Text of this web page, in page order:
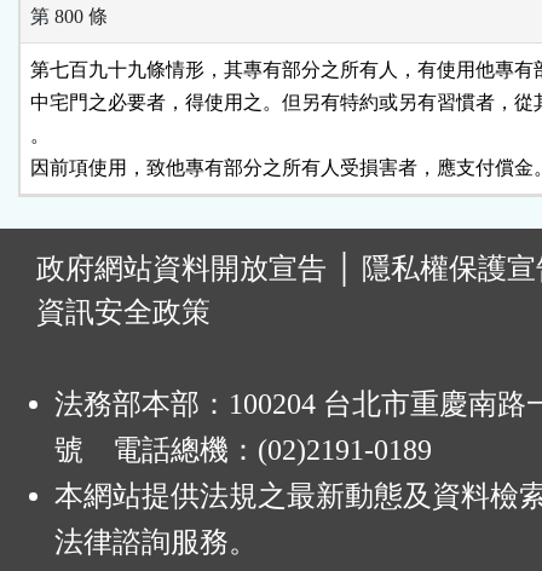
第 800 條
第七百九十九條情形，其專有部分之所有人，有使用他專有
中宅門之必要者，得使用之。但另有特約或另有習慣者，從
。
因前項使用，致他專有部分之所有人受損害者，應支付償金
政府網站資料開放宣告
隱私權保護
資訊安全政策
法務部本部：100204 台北市重慶南路
號 電話總機：(02)2191-0189
本網站提供法規之最新動態及資料檢
法律諮詢服務。